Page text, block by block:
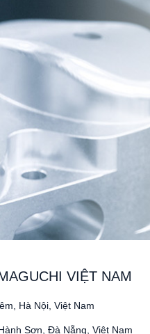
VIỆT NAM
Hà Nội, Việt Nam
Sơn, Đà Nẵng, Việt Nam